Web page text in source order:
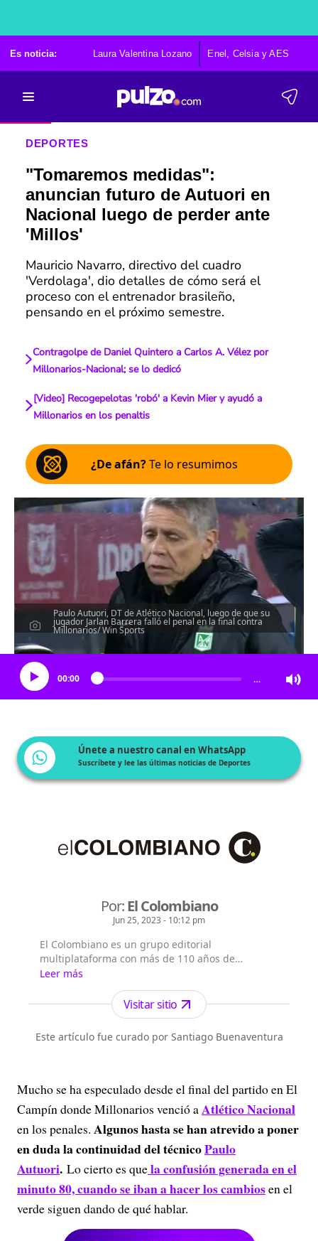
Es noticia: Laura Valentina Lozano Enel, Celsia y AES
DEPORTES
"Tomaremos medidas":
anuncian futuro de Autuori en
Nacional luego de perder ante
'Millos'
Mauricio Navarro, directivo del cuadro
'Verdolaga', dio detalles de cómo será el
proceso con el entrenador brasileño,
pensando en el próximo semestre.
Contragolpe de Daniel Quintero a Carlos A. Vélez por
Millonarios-Nacional; se lo dedicó
[Video] Recogepelotas 'robó' a Kevin Mier y ayudó a
Millonarios en los penaltis
¿De afán?Te lo resumimos
Paulo Autuori, DT de Atlético Nacional, luego de que su
jugador Jarlan Barrera falló el penal en la final contra
Millonarios/ Win Sports
Escucha el artículo
00:00 …
Únete a nuestro canal en WhatsApp
Suscríbete y lee las últimas noticias de Deportes
Por:El Colombiano
Jun 25, 2023 - 10:12 pm
El Colombiano es un grupo editorial
multiplataforma con más de 110 años de
existencia. Nació en la ciudad de Medellín en
Antioquia. Fundado el 6 de febrero de 1912 por
Francisco de Paula Pérez, se ha especializado en
la investigación y generación de contenidos
periodísticos para diferentes plataformas en las
que provee a las audiencias de piezas mult...
Leer más
Visitar sitio
Este artículo fue curado por Santiago Buenaventura
Mucho se ha especulado desde el final del partido en El
Campín donde Millonarios venció aAtlético Nacional
en los penales. Algunos hasta se han atrevido a poner
en duda la continuidad del técnicoPaulo
Autuori. Lo cierto es quela confusión generada en el
minuto 80, cuando se iban a hacer los cambiosen el
verde siguen dando de qué hablar.